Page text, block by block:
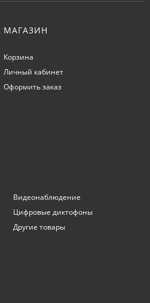
МАГАЗИН
Корзина
Личный кабинет
Оформить заказ
Видеонаблюдение
Цифровые диктофоны
Другие товары